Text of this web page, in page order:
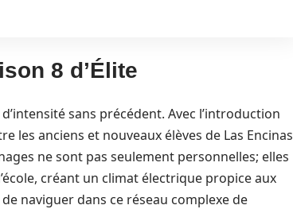
8 d’Élite
sans précédent. Avec l’introduction
les anciens et nouveaux élèves de Las Encinas
ne sont pas seulement personnelles; elles
créant un climat électrique propice aux
naviguer dans ce réseau complexe de